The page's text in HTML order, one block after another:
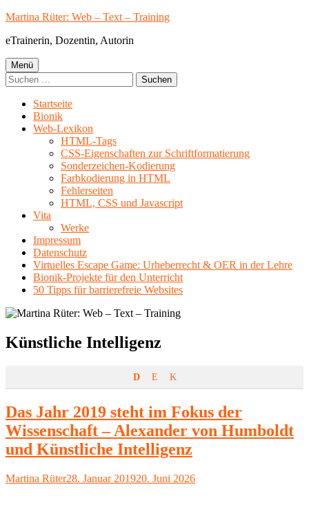
Springe
Inhalt
Martina Rüter: Web – Text – Training
eTrainerin, Dozentin, Autorin
Primäres
Menü
Menü
Suchen
nach:
Startseite
Bionik
Web-Lexikon
HTML-Tags
CSS-Eigenschaften zur Schriftformatierung
Sonderzeichen-Kodierung
Farbkodierung in HTML
Fehlerseiten
HTML, CSS und Javascript
Vita
Werke
Impressum
Datenschutz
Virtuelles Escape Game: Urheberrecht & OER in der Lehre
Bionik-Projekte für den Unterricht
50 Tipps für barrierefreie Websites
Schlagwort:
Künstliche Intelligenz
D E K
Das Jahr 2019 steht im Fokus der
Wissenschaft – Alexander von Humboldt
und Künstliche Intelligenz
Autor
Martina RüterVeröffentlicht
28. Januar 201920. Juni 2026